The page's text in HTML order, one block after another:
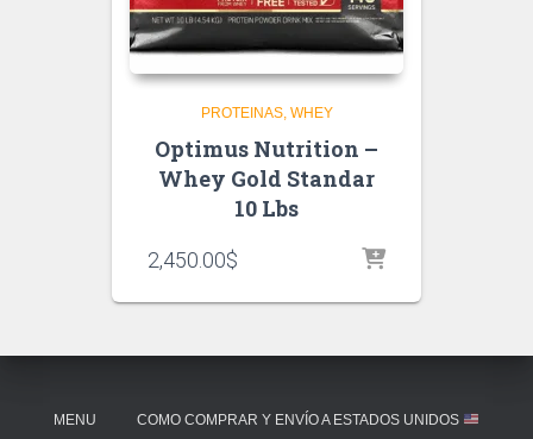
PROTEINAS WHEY
Optimus Nutrition –
Whey Gold Standar
10 Lbs
2,450.00$
MENU COMO COMPRAR Y ENVÍO A ESTADOS UNIDOS